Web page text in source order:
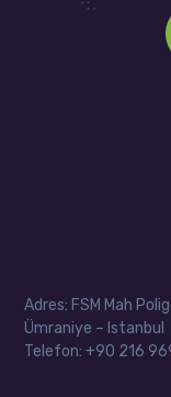
Adres: FSM Mah
Ümraniye – Istanbul
Telefon: +90 216